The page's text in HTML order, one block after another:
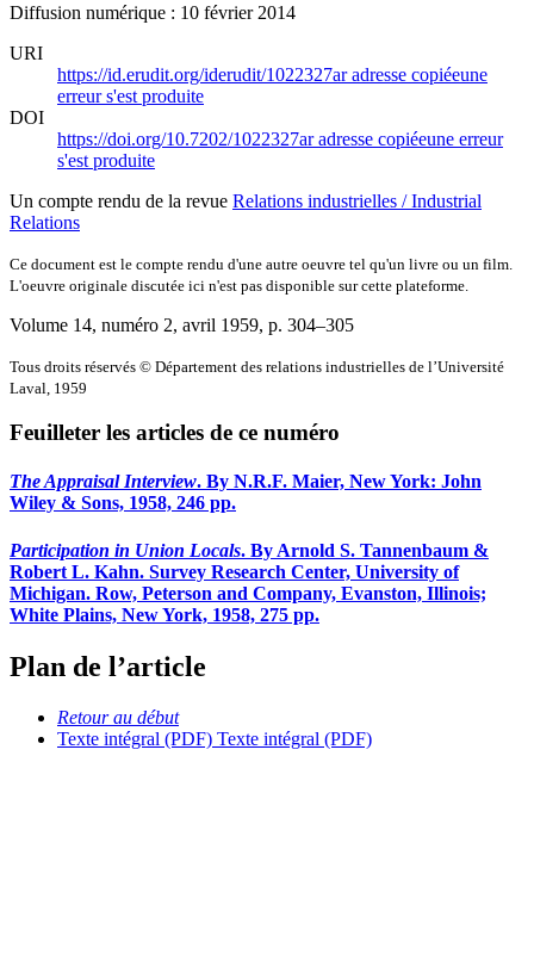
Diffusion numérique : 10 février 2014
URI
https://id.erudit.org/iderudit/1022327aradresse copiéeune
erreur s'est produite
DOI
https://doi.org/10.7202/1022327aradresse copiéeune erreur
s'est produite
Un compte rendu de la revue Relations industrielles / Industrial
Relations
Ce document est le compte rendu d'une autre oeuvre tel qu'un livre ou un film.
L'oeuvre originale discutée ici n'est pas disponible sur cette plateforme.
Volume 14, numéro 2, avril 1959, p. 304–305
Tous droits réservés © Département des relations industrielles de l’Université
Laval, 1959
Feuilleter les articles de ce numéro
The Appraisal Interview. By N.R.F. Maier, New York: John
Wiley & Sons, 1958, 246 pp.
Participation in Union Locals. By Arnold S. Tannenbaum &
Robert L. Kahn. Survey Research Center, University of
Michigan. Row, Peterson and Company, Evanston, Illinois;
White Plains, New York, 1958, 275 pp.
Plan de l’article
Retour au début
Texte intégral (PDF) Texte intégral (PDF)